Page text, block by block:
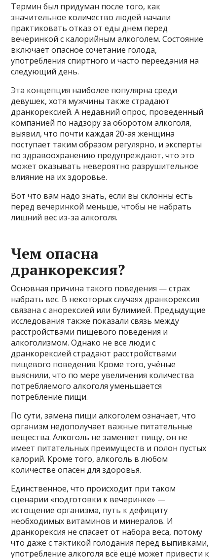
Термин был придуман после того, как
значительное количество людей начали
практиковать отказ от еды днем перед
вечеринкой с калорийным алкоголем. Состояние
включает опасное сочетание голода,
употребления спиртного и часто переедания на
следующий день.
Эта концепция наиболее популярна среди
девушек, хотя мужчины также страдают
дранкорексией. А недавний опрос, проведенный
компанией по надзору за оборотом алкоголя,
выявил, что почти каждая 20-ая женщина
поступает таким образом регулярно, и эксперты
по здравоохранению предупреждают, что это
может оказывать невероятно разрушительное
влияние на их здоровье.
Вот что вам надо знать, если вы склонны есть
перед вечеринкой меньше, чтобы не набрать
лишний вес из-за алкоголя.
Чем опасна
дранкорексия?
Основная причина такого поведения — страх
набрать вес. В некоторых случаях дранкорексия
связана с анорексией или булимией. Предыдущие
исследования также показали связь между
расстройствами пищевого поведения и
алкоголизмом. Однако не все люди с
дранкорексией страдают расстройствами
пищевого поведения. Кроме того, учёные
выяснили, что по мере увеличения количества
потребляемого алкоголя уменьшается
потребление пищи.
По сути, замена пищи алкоголем означает, что
организм недополучает важные питательные
вещества. Алкоголь не заменяет пищу, он не
имеет питательных преимуществ и полон пустых
калорий. Кроме того, алкоголь в любом
количестве опасен для здоровья.
Единственное, что происходит при таком
сценарии «подготовки к вечеринке» —
истощение организма, путь к дефициту
необходимых витаминов и минералов. И
дранкорексия не спасает от набора веса, потому
что даже с тактикой голодания перед выпивками,
употребление алкоголя всё ещё может привести к